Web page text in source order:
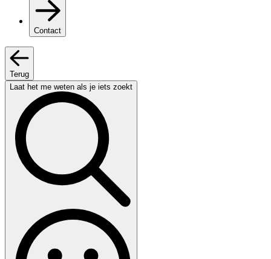
Contact
Terug
Laat het me weten als je iets zoekt